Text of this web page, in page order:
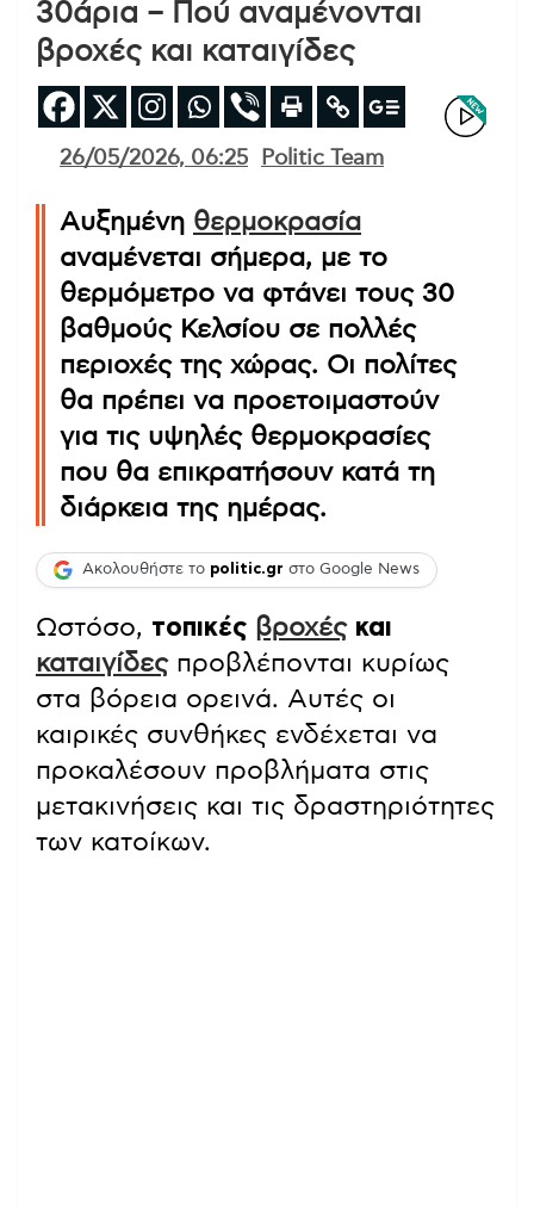
30άρια – Πού αναμένονται
βροχές και καταιγίδες
26/05/2026, 06:25 Politic Team
Αυξημένη θερμοκρασία
αναμένεται σήμερα, με το
θερμόμετρο να φτάνει τους 30
βαθμούς Κελσίου σε πολλές
περιοχές της χώρας. Οι πολίτες
θα πρέπει να προετοιμαστούν
για τις υψηλές θερμοκρασίες
που θα επικρατήσουν κατά τη
διάρκεια της ημέρας.
Ακολουθήστε το politic.gr στο Google News
Ωστόσο, τοπικές βροχέςκαι
καταιγίδεςπροβλέπονται κυρίως
στα βόρεια ορεινά. Αυτές οι
καιρικές συνθήκες ενδέχεται να
προκαλέσουν προβλήματα στις
μετακινήσεις και τις δραστηριότητες
των κατοίκων.